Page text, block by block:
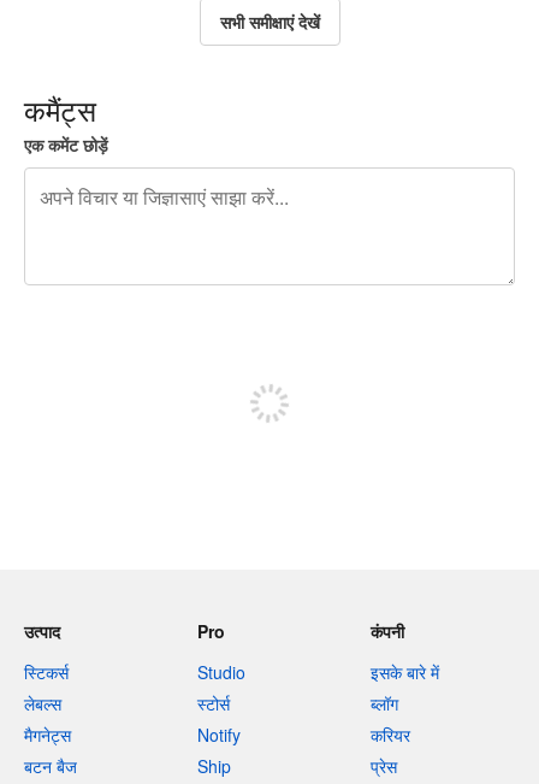
सभी समीक्षाएं देखें
कमैंट्स
एक कमेंट छोड़ें
उत्पाद
स्टिकर्स
लेबल्स
मैगनेट्स
बटन बैज
Pro
Studio
स्टोर्स
Notify
Ship
कंपनी
इसके बारे में
ब्लॉग
करियर
प्रेस